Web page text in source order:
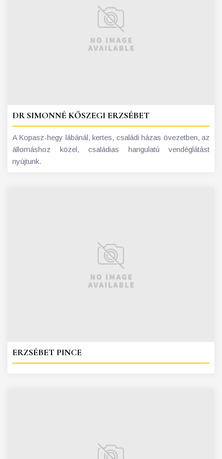
DR SIMONNÉ KŐSZEGI ERZSÉBET
A Kopasz-hegy lábánál, kertes, családi házas övezetben, az
állomáshoz közel, családias hangulatú vendéglátást
nyújtunk.
ERZSÉBET PINCE